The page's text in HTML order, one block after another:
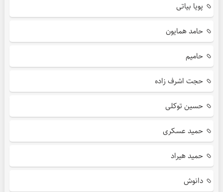
پویا بیاتی
حامد همایون
حامیم
حجت اشرف زاده
حسین توکلی
حمید عسکری
حمید هیراد
دانوش